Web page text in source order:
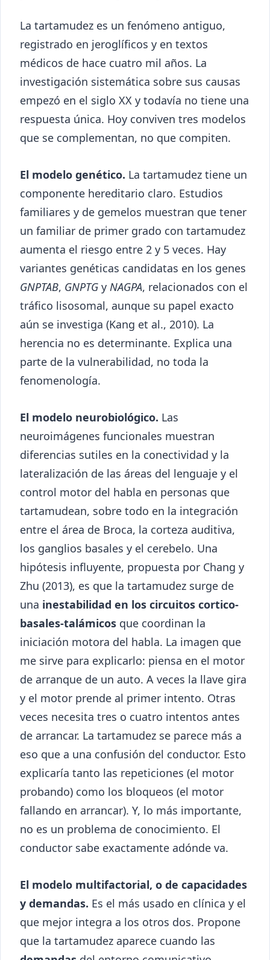
La tartamudez es un fenómeno antiguo,
registrado en jeroglíficos y en textos
médicos de hace cuatro mil años. La
investigación sistemática sobre sus causas
empezó en el siglo XX y todavía no tiene una
respuesta única. Hoy conviven tres modelos
que se complementan, no que compiten.
El modelo genético. La tartamudez tiene un
componente hereditario claro. Estudios
familiares y de gemelos muestran que tener
un familiar de primer grado con tartamudez
aumenta el riesgo entre 2 y 5 veces. Hay
variantes genéticas candidatas en los genes
GNPTAB, GNPTG y NAGPA, relacionados con el
tráfico lisosomal, aunque su papel exacto
aún se investiga (Kang et al., 2010). La
herencia no es determinante. Explica una
parte de la vulnerabilidad, no toda la
fenomenología.
El modelo neurobiológico. Las
neuroimágenes funcionales muestran
diferencias sutiles en la conectividad y la
lateralización de las áreas del lenguaje y el
control motor del habla en personas que
tartamudean, sobre todo en la integración
entre el área de Broca, la corteza auditiva,
los ganglios basales y el cerebelo. Una
hipótesis influyente, propuesta por Chang y
Zhu (2013), es que la tartamudez surge de
una inestabilidad en los circuitos cortico-
basales-talámicos que coordinan la
iniciación motora del habla. La imagen que
me sirve para explicarlo: piensa en el motor
de arranque de un auto. A veces la llave gira
y el motor prende al primer intento. Otras
veces necesita tres o cuatro intentos antes
de arrancar. La tartamudez se parece más a
eso que a una confusión del conductor. Esto
explicaría tanto las repeticiones (el motor
probando) como los bloqueos (el motor
fallando en arrancar). Y, lo más importante,
no es un problema de conocimiento. El
conductor sabe exactamente adónde va.
El modelo multifactorial, o de capacidades
y demandas. Es el más usado en clínica y el
que mejor integra a los otros dos. Propone
que la tartamudez aparece cuando las